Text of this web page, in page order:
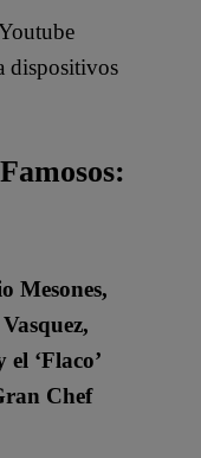
dispositivos
Mesones,
‘Flaco’
Chef